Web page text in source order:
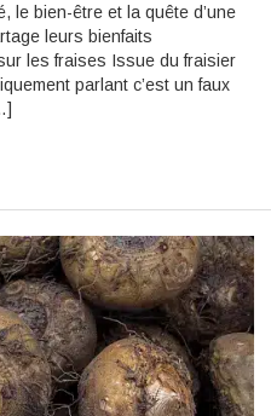
le bien-être et la quête d’une
leurs bienfaits
les fraises Issue du fraisier
parlant c’est un faux